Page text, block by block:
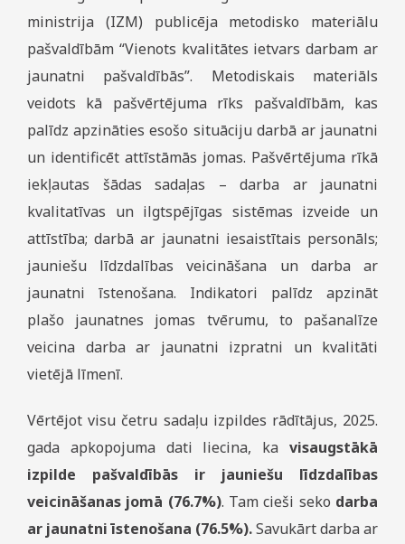
ministrija (IZM) publicēja metodisko materiālu
pašvaldībām “Vienots kvalitātes ietvars darbam ar
jaunatni pašvaldībās”. Metodiskais materiāls
veidots kā pašvērtējuma rīks pašvaldībām, kas
palīdz apzināties esošo situāciju darbā ar jaunatni
un identificēt attīstāmās jomas. Pašvērtējuma rīkā
iekļautas šādas sadaļas – darba ar jaunatni
kvalitatīvas un ilgtspējīgas sistēmas izveide un
attīstība; darbā ar jaunatni iesaistītais personāls;
jauniešu līdzdalības veicināšana un darba ar
jaunatni īstenošana. Indikatori palīdz apzināt
plašo jaunatnes jomas tvērumu, to pašanalīze
veicina darba ar jaunatni izpratni un kvalitāti
vietējā līmenī.
Vērtējot visu četru sadaļu izpildes rādītājus, 2025.
gada apkopojuma dati liecina, ka visaugstākā
izpilde pašvaldībās ir jauniešu līdzdalības
veicināšanas jomā (76.7%). Tam cieši seko darba
ar jaunatni īstenošana (76.5%).Savukārt darba ar